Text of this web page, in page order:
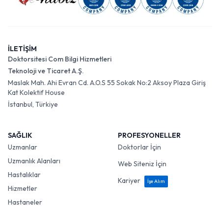
İLETİŞİM
Doktorsitesi Com Bilgi Hizmetleri
Teknoloji ve Ticaret A.Ş.
Maslak Mah. Ahi Evran Cd. A.O.S 55 Sokak No:2 Aksoy Plaza Giriş
Kat Kolektif House
İstanbul, Türkiye
SAĞLIK
Uzmanlar
Uzmanlık Alanları
Hastalıklar
Hizmetler
Hastaneler
PROFESYONELLER
Doktorlar İçin
Web Siteniz İçin
Kariyer
İşe Alım